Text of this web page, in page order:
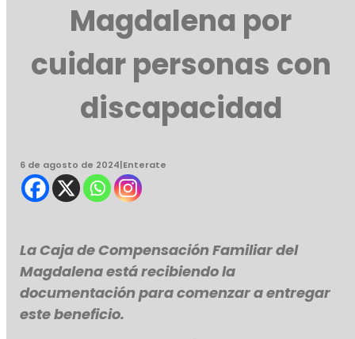
Magdalena por
cuidar personas con
discapacidad
6 de agosto de 2024|Enterate
La Caja de Compensación Familiar del
Magdalena está recibiendo la
documentación para comenzar a entregar
este beneficio.